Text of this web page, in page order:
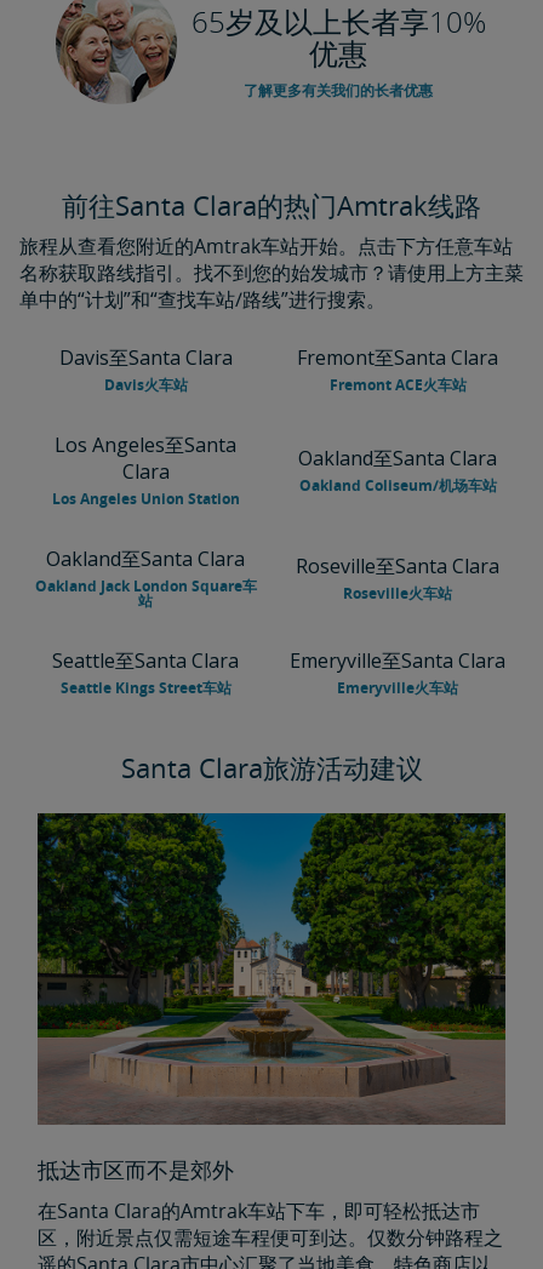
65岁及以上长者享10%
优惠
了解更多有关我们的长者优惠
前往Santa Clara的热门Amtrak线路
旅程从查看您附近的Amtrak车站开始。点击下方任意车站
名称获取路线指引。找不到您的始发城市？请使用上方主菜
单中的“计划”和“查找车站/路线”进行搜索。
Davis至Santa Clara
Davis火车站
Fremont至Santa Clara
Fremont ACE火车站
Los Angeles至Santa
Clara
Los Angeles Union Station
Oakland至Santa Clara
Oakland Coliseum/机场车站
Oakland至Santa Clara
Oakland Jack London Square车
站
Roseville至Santa Clara
Roseville火车站
Seattle至Santa Clara
Seattle Kings Street车站
Emeryville至Santa Clara
Emeryville火车站
Santa Clara旅游活动建议
抵达市区而不是郊外
在Santa Clara的Amtrak车站下车，即可轻松抵达市
区，附近景点仅需短途车程便可到达。仅数分钟路程之